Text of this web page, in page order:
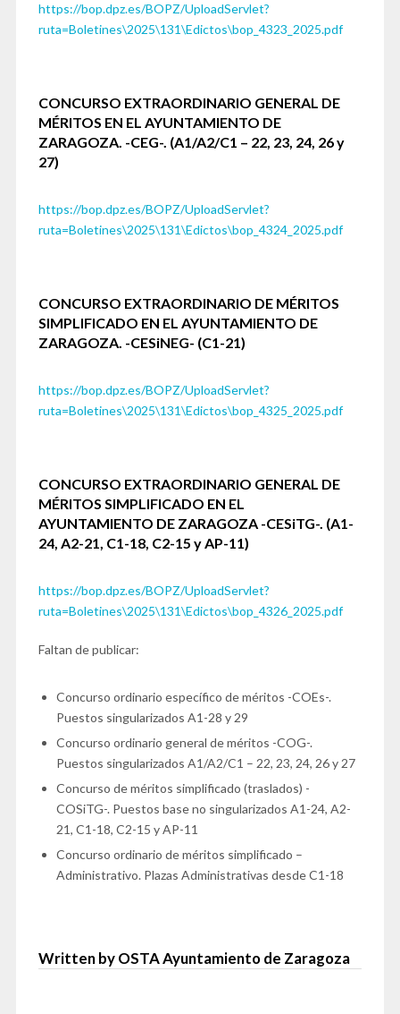
https://bop.dpz.es/BOPZ/UploadServlet?
ruta=Boletines\2025\131\Edictos\bop_4323_2025.pdf
CONCURSO EXTRAORDINARIO GENERAL DE
MÉRITOS EN EL AYUNTAMIENTO DE
ZARAGOZA. -CEG-. (A1/A2/C1 – 22, 23, 24, 26 y
27)
https://bop.dpz.es/BOPZ/UploadServlet?
ruta=Boletines\2025\131\Edictos\bop_4324_2025.pdf
CONCURSO EXTRAORDINARIO DE MÉRITOS
SIMPLIFICADO EN EL AYUNTAMIENTO DE
ZARAGOZA. -CESiNEG- (C1-21)
https://bop.dpz.es/BOPZ/UploadServlet?
ruta=Boletines\2025\131\Edictos\bop_4325_2025.pdf
CONCURSO EXTRAORDINARIO GENERAL DE
MÉRITOS SIMPLIFICADO EN EL
AYUNTAMIENTO DE ZARAGOZA -CESiTG-. (A1-
24, A2-21, C1-18, C2-15 y AP-11)
https://bop.dpz.es/BOPZ/UploadServlet?
ruta=Boletines\2025\131\Edictos\bop_4326_2025.pdf
Faltan de publicar:
Concurso ordinario específico de méritos -COEs-.
Puestos singularizados A1-28 y 29
Concurso ordinario general de méritos -COG-.
Puestos singularizados A1/A2/C1 – 22, 23, 24, 26 y 27
Concurso de méritos simplificado (traslados) -
COSiTG-. Puestos base no singularizados A1-24, A2-
21, C1-18, C2-15 y AP-11
Concurso ordinario de méritos simplificado –
Administrativo. Plazas Administrativas desde C1-18
Written by OSTA Ayuntamiento de Zaragoza